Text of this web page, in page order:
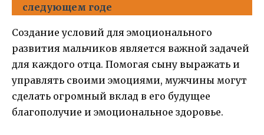
следующем годе
Создание условий для эмоционального
развития мальчиков является важной задачей
для каждого отца. Помогая сыну выражать и
управлять своими эмоциями, мужчины могут
сделать огромный вклад в его будущее
благополучие и эмоциональное здоровье.